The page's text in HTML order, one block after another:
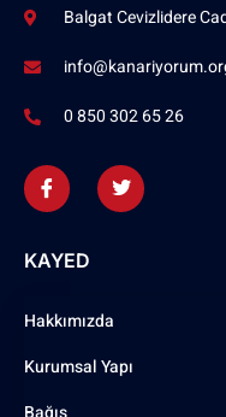
Balgat Cevizlidere
0 850 302 65 26
KAYED
Hakkımızda
Kurumsal Yapı